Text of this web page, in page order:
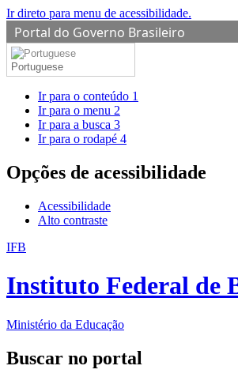
Ir direto para menu de acessibilidade.
Portal do Governo Brasileiro
Portuguese
Ir para o conteúdo 1
Ir para o menu 2
Ir para a busca 3
Ir para o rodapé 4
Opções de acessibilidade
Acessibilidade
Alto contraste
IFB
Instituto Federal de
Ministério da Educação
Buscar no portal